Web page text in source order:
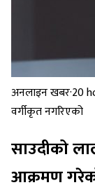
अनलाइन खबर·20
वर्गीकृत नगरिएको
साउदीको
आक्रमण